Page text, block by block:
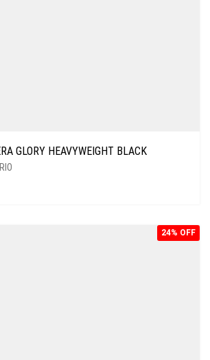
GLORY HEAVYWEIGHT BLACK
24% OFF